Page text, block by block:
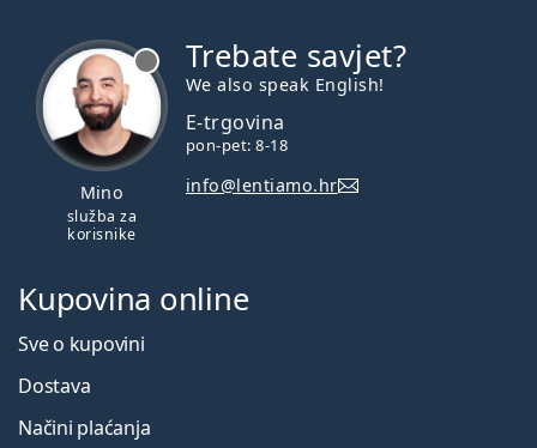
Mino
služba za
korisnike
Trebate savjet?
We also speak English!
E-trgovina
pon-pet: 8-18
info@lentiamo.hr
Kupovina online
Sve o kupovini
Dostava
Načini plaćanja